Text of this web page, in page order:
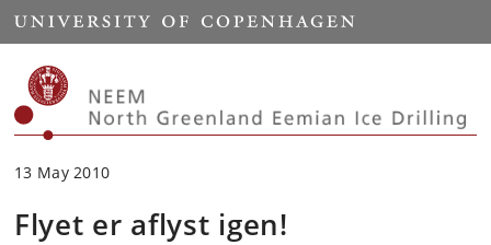
Start
13 May 2010
Flyet er aflyst igen!